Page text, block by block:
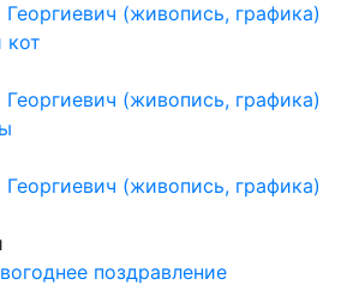
(живопись, графика)
(живопись, графика)
(живопись, графика)
поздравление